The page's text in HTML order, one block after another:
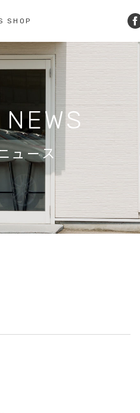
人と環境への配慮
納車前の整備
板金塗装
買取査定
SHOP
修理・点検・
メンテナンスの
お問い合わせ
注文販売の
お問い合わせ
ュース